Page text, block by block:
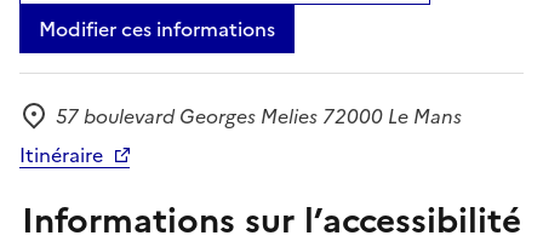
Modifier ces informations
Adresse
57 boulevard Georges Melies 72000 Le Mans
Itinéraire
Informations sur l’accessibilité